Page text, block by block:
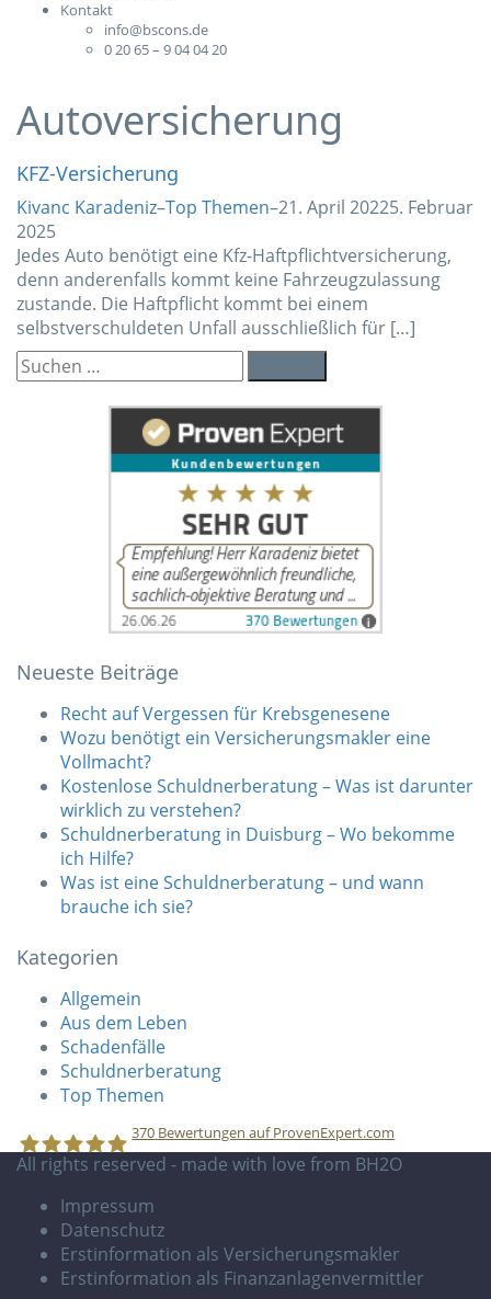
Kontakt
info@bscons.de
0 20 65 – 9 04 04 20
Autoversicherung
KFZ-Versicherung
Kivanc Karadeniz–Top Themen–21. April 20225. Februar
2025
Jedes Auto benötigt eine Kfz-Haftpflichtversicherung,
denn anderenfalls kommt keine Fahrzeugzulassung
zustande. Die Haftpflicht kommt bei einem
selbstverschuldeten Unfall ausschließlich für […]
Suchen
nach:
Neueste Beiträge
Recht auf Vergessen für Krebsgenesene
Wozu benötigt ein Versicherungsmakler eine
Vollmacht?
Kostenlose Schuldnerberatung – Was ist darunter
wirklich zu verstehen?
Schuldnerberatung in Duisburg – Wo bekomme
ich Hilfe?
Was ist eine Schuldnerberatung – und wann
brauche ich sie?
Kategorien
Allgemein
Aus dem Leben
Schadenfälle
Schuldnerberatung
Top Themen
BlackSea Consulting GmbH
370 Bewertungen auf ProvenExpert.com
All rights reserved - made with love from BH2O
Impressum
Datenschutz
Erstinformation als Versicherungsmakler
Erstinformation als Finanzanlagenvermittler